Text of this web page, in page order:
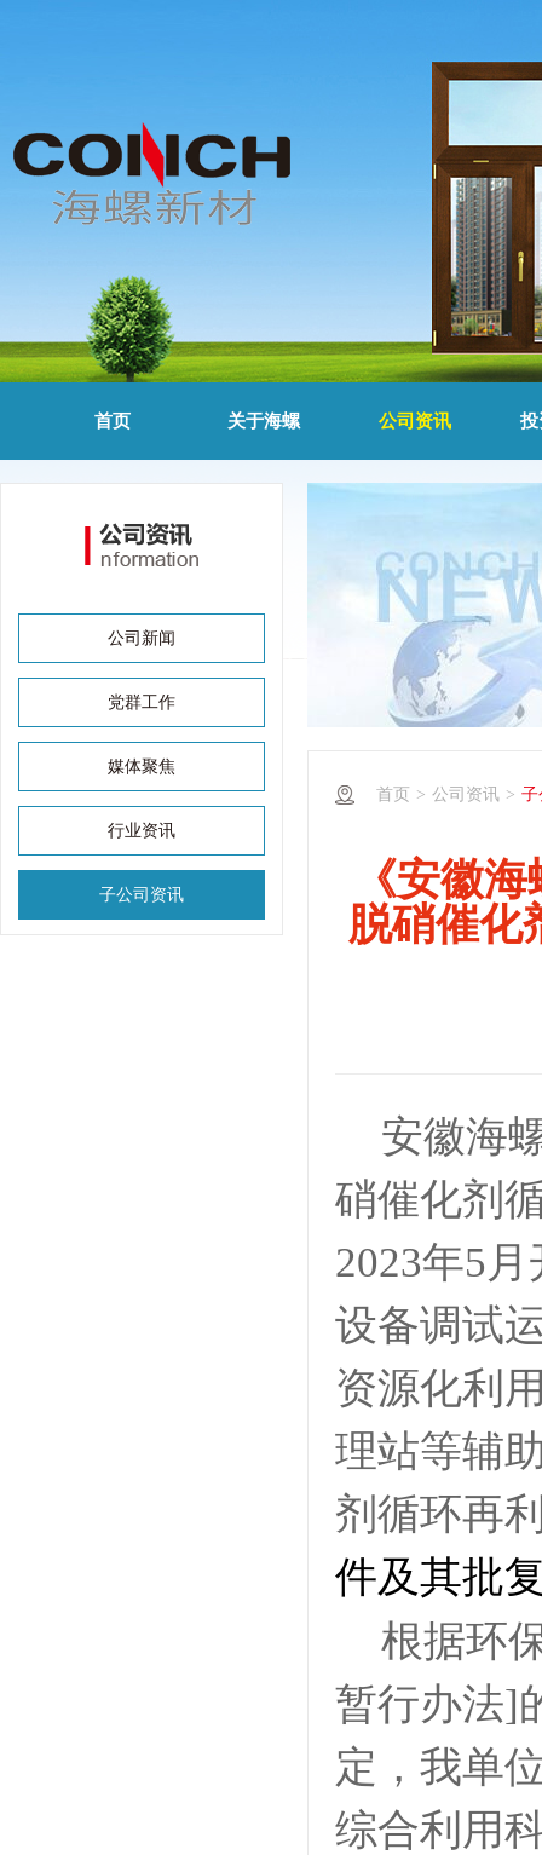
首页 关于海螺 公司资讯 投
公司新闻
党群工作
媒体聚焦
行业资讯
子公司资讯
首页 > 公司资讯 > 子
《安徽
脱硝催化
安徽海
硝催化剂
2023年5
设备调试
资源化利
理站等辅
剂循环再
件及其批
根据环
暂行办法]
定，我单
综合利用